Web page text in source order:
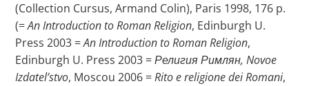
(Collection Cursus, Armand Colin), Paris 1998, 176 p.
(=An Introduction to Roman Religion, Edinburgh U.
Press 2003 =An Introduction to Roman Religion,
Edinburgh U. Press 2003 =Религия Римлян, Novoe
Izdatel’stvo, Moscou 2006 =Rito e religione dei Romani,